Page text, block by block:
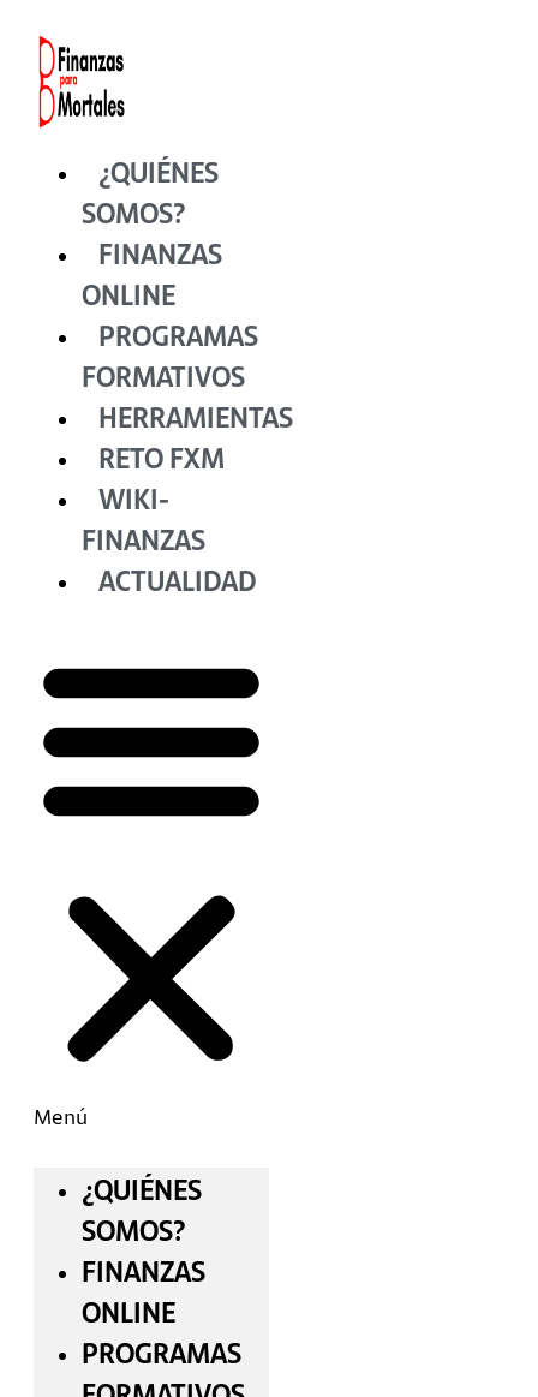
contenido
¿QUIÉNES
SOMOS?
FINANZAS
ONLINE
PROGRAMAS
FORMATIVOS
HERRAMIENTAS
RETO FXM
WIKI-
FINANZAS
ACTUALIDAD
Menú
¿QUIÉNES
SOMOS?
FINANZAS
ONLINE
PROGRAMAS